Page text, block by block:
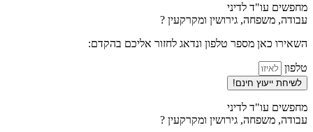
מחפשים עו"ד לדיני
עבודה, משפחה, גירושין ומקרקעין ?
השאירו כאן מספר טלפון ונדאג לחזור אליכם בהקדם:
טלפון
לשיחת ייעוץ חינם!
מחפשים עו"ד לדיני
עבודה, משפחה, גירושין ומקרקעין ?